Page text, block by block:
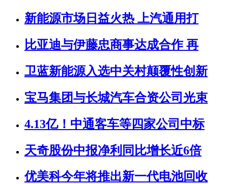
新能源市场日益火热 上汽通用打
比亚迪与伊藤忠商事达成合作 再
卫蓝新能源入选中关村颠覆性创新
宝马集团与长城汽车合资公司光束
4.13亿！中通客车等四家公司中标
天奇股份中报净利同比增长近6倍
优美科今年将推出新一代电池回收